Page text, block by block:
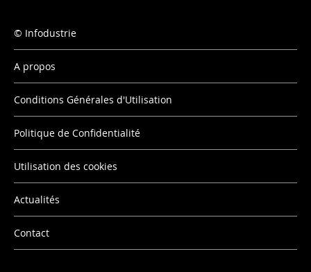
Infodustrie
A propos
Conditions Générales d'Utilisation
Politique de Confidentialité
Utilisation des cookies
Actualités
Contact